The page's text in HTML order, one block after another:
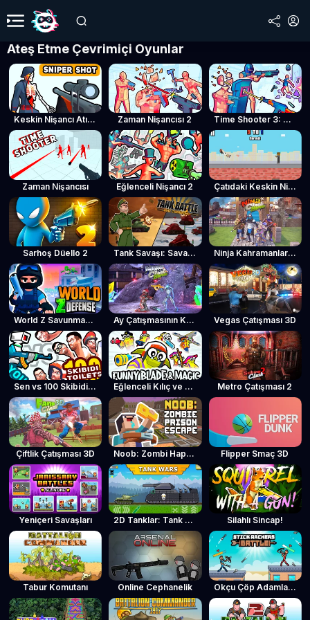
Ateş Etme Çevrimiçi Oyunlar
Keskin Nişancı Atışı: Yavaş Çekim Zaman Nişancısı 2 Time Shooter 3: SWAT
Zaman Nişancısı Eğlenceli Nişancı 2 Çatıdaki Keskin Nişancılar
Sarhoş Düello 2 Tank Savaşı: Savaş Komutanı Ninja Kahramanların Çatışması
World Z Savunması - Zombi Savunması Ay Çatışmasının Kahramanları Vegas Çatışması 3D
Sen vs 100 Skibidi Toilet Eğlenceli Kılıç ve Büyü Metro Çatışması 2
Çiftlik Çatışması 3D Noob: Zombi Hapishanesinden Kaçış Flipper Smaç 3D
Yeniçeri Savaşları 2D Tanklar: Tank Savaşları Silahlı Sincap!
Tabur Komutanı Online Cephanelik Okçu Çöp Adamlar Savaşı